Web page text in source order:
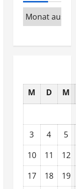
M D M
3 4
5
10
11
12
17
18
19